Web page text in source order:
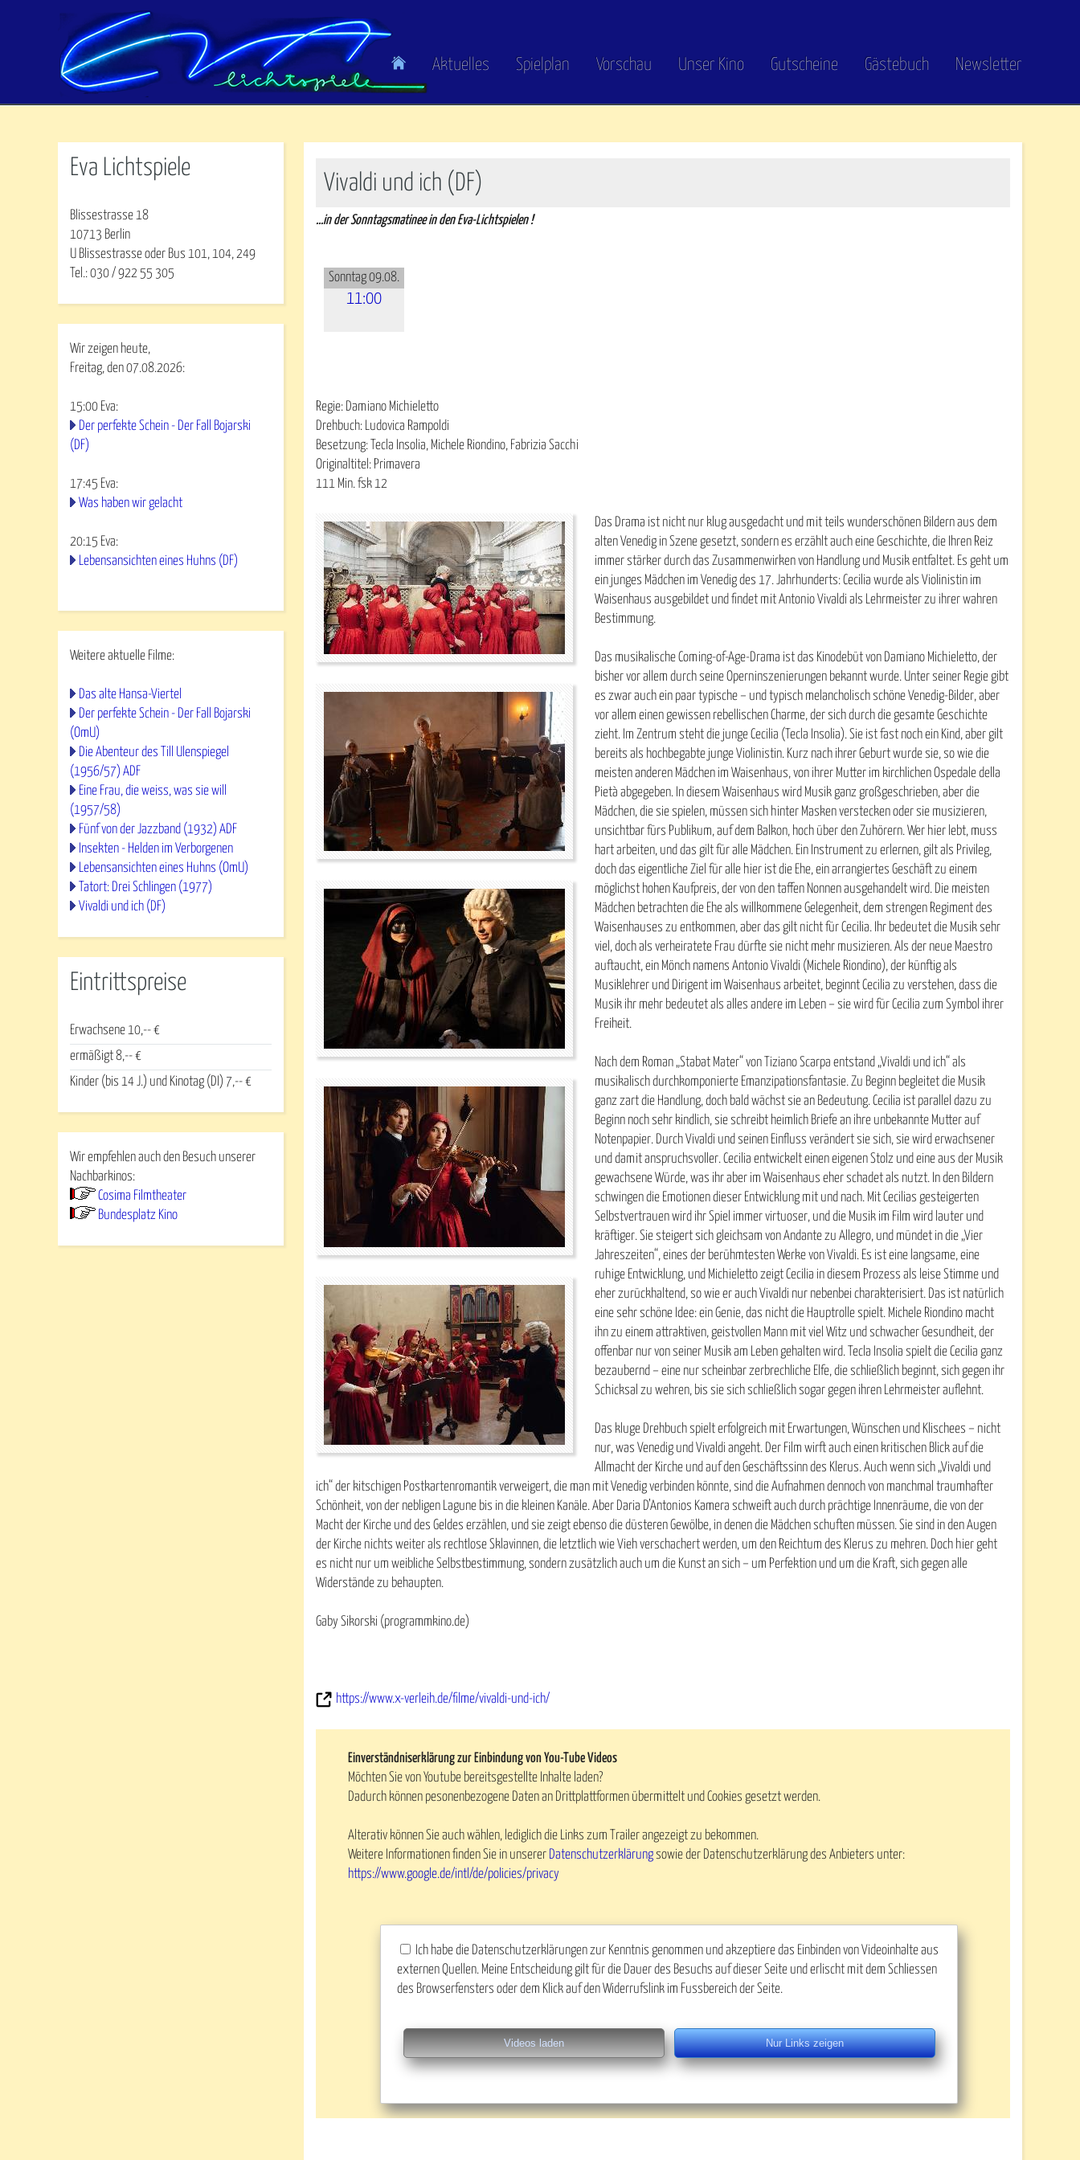
Aktuelles Spielplan Vorschau Unser Kino Gutscheine Gästebuch Newsletter
Eva Lichtspiele
Blissestrasse 18
10713 Berlin
U Blissestrasse oder Bus 101, 104, 249
Tel.: 030 / 922 55 305
Wir zeigen heute,
Freitag, den 07.08.2026:
15:00 Eva:
Der perfekte Schein - Der Fall Bojarski
(DF)
17:45 Eva:
Was haben wir gelacht
20:15 Eva:
Lebensansichten eines Huhns (DF)
Weitere aktuelle Filme:
Das alte Hansa-Viertel
Der perfekte Schein - Der Fall Bojarski
(OmU)
Die Abenteur des Till Ulenspiegel
(1956/57) ADF
Eine Frau, die weiss, was sie will
(1957/58)
Fünf von der Jazzband (1932) ADF
Insekten - Helden im Verborgenen
Lebensansichten eines Huhns (OmU)
Tatort: Drei Schlingen (1977)
Vivaldi und ich (DF)
Eintrittspreise
Erwachsene 10,-- €
ermäßigt 8,-- €
Kinder (bis 14 J.) und Kinotag (DI) 7,-- €
Wir empfehlen auch den Besuch unserer
Nachbarkinos:
Cosima Filmtheater
Bundesplatz Kino
Vivaldi und ich (DF)
...in der Sonntagsmatinee in den Eva-Lichtspielen !
Sonntag 09.08.
11:00
Regie: Damiano Michieletto
Drehbuch: Ludovica Rampoldi
Besetzung: Tecla Insolia, Michele Riondino, Fabrizia Sacchi
Originaltitel: Primavera
111 Min. fsk 12
Das Drama ist nicht nur klug ausgedacht und mit teils wunderschönen Bildern aus dem
alten Venedig in Szene gesetzt, sondern es erzählt auch eine Geschichte, die Ihren Reiz
immer stärker durch das Zusammenwirken von Handlung und Musik entfaltet. Es geht um
ein junges Mädchen im Venedig des 17. Jahrhunderts: Cecilia wurde als Violinistin im
Waisenhaus ausgebildet und findet mit Antonio Vivaldi als Lehrmeister zu ihrer wahren
Bestimmung.
Das musikalische Coming-of-Age-Drama ist das Kinodebüt von Damiano Michieletto, der
bisher vor allem durch seine Operninszenierungen bekannt wurde. Unter seiner Regie gibt
es zwar auch ein paar typische – und typisch melancholisch schöne Venedig-Bilder, aber
vor allem einen gewissen rebellischen Charme, der sich durch die gesamte Geschichte
zieht. Im Zentrum steht die junge Cecilia (Tecla Insolia). Sie ist fast noch ein Kind, aber gilt
bereits als hochbegabte junge Violinistin. Kurz nach ihrer Geburt wurde sie, so wie die
meisten anderen Mädchen im Waisenhaus, von ihrer Mutter im kirchlichen Ospedale della
Pietà abgegeben. In diesem Waisenhaus wird Musik ganz großgeschrieben, aber die
Mädchen, die sie spielen, müssen sich hinter Masken verstecken oder sie musizieren,
unsichtbar fürs Publikum, auf dem Balkon, hoch über den Zuhörern. Wer hier lebt, muss
hart arbeiten, und das gilt für alle Mädchen. Ein Instrument zu erlernen, gilt als Privileg,
doch das eigentliche Ziel für alle hier ist die Ehe, ein arrangiertes Geschäft zu einem
möglichst hohen Kaufpreis, der von den taffen Nonnen ausgehandelt wird. Die meisten
Mädchen betrachten die Ehe als willkommene Gelegenheit, dem strengen Regiment des
Waisenhauses zu entkommen, aber das gilt nicht für Cecilia. Ihr bedeutet die Musik sehr
viel, doch als verheiratete Frau dürfte sie nicht mehr musizieren. Als der neue Maestro
auftaucht, ein Mönch namens Antonio Vivaldi (Michele Riondino), der künftig als
Musiklehrer und Dirigent im Waisenhaus arbeitet, beginnt Cecilia zu verstehen, dass die
Musik ihr mehr bedeutet als alles andere im Leben – sie wird für Cecilia zum Symbol ihrer
Freiheit.
Nach dem Roman „Stabat Mater“ von Tiziano Scarpa entstand „Vivaldi und ich“ als
musikalisch durchkomponierte Emanzipationsfantasie. Zu Beginn begleitet die Musik
ganz zart die Handlung, doch bald wächst sie an Bedeutung. Cecilia ist parallel dazu zu
Beginn noch sehr kindlich, sie schreibt heimlich Briefe an ihre unbekannte Mutter auf
Notenpapier. Durch Vivaldi und seinen Einfluss verändert sie sich, sie wird erwachsener
und damit anspruchsvoller. Cecilia entwickelt einen eigenen Stolz und eine aus der Musik
gewachsene Würde, was ihr aber im Waisenhaus eher schadet als nutzt. In den Bildern
schwingendie Emotionen dieser Entwicklung mit und nach. Mit Cecilias gesteigerten
Selbstvertrauen wird ihr Spiel immer virtuoser, und die Musik im Film wird lauter und
kräftiger. Sie steigert sich gleichsam von Andante zu Allegro, und mündet in die „Vier
Jahreszeiten“, eines der berühmtesten Werke von Vivaldi. Es ist eine langsame, eine
ruhige Entwicklung, und Michieletto zeigt Cecilia in diesem Prozess als leise Stimme und
eher zurückhaltend, so wie er auch Vivaldi nur nebenbei charakterisiert. Das ist natürlich
eine sehr schöne Idee: ein Genie, das nicht die Hauptrolle spielt. Michele Riondino macht
ihn zu einem attraktiven, geistvollen Mann mit viel Witz und schwacher Gesundheit, der
offenbar nur von seiner Musik am Leben gehalten wird. Tecla Insolia spielt die Cecilia ganz
bezaubernd – eine nur scheinbar zerbrechliche Elfe, die schließlich beginnt, sich gegen ihr
Schicksal zu wehren, bis sie sich schließlich sogar gegen ihren Lehrmeister auflehnt.
Das kluge Drehbuch spielt erfolgreich mit Erwartungen, Wünschen und Klischees – nicht
nur, was Venedig und Vivaldi angeht. Der Film wirft auch einen kritischen Blick auf die
Allmacht der Kirche und auf den Geschäftssinn des Klerus. Auch wenn sich „Vivaldi und
ich“ der kitschigen Postkartenromantik verweigert, die man mit Venedig verbinden könnte, sind die Aufnahmen dennoch von manchmal traumhafter
Schönheit, von der nebligen Lagune bis in die kleinen Kanäle. Aber Daria D’Antonios Kamera schweift auch durch prächtige Innenräume, die von der
Macht der Kirche und des Geldes erzählen, und sie zeigt ebenso die düsteren Gewölbe, in denen die Mädchen schuften müssen. Sie sind in den Augen
der Kirche nichts weiter als rechtlose Sklavinnen, die letztlich wie Vieh verschachert werden, um den Reichtum des Klerus zu mehren. Doch hier geht
es nicht nur um weibliche Selbstbestimmung, sondern zusätzlich auch um die Kunst an sich – um Perfektion und um die Kraft, sich gegen alle
Widerstände zu behaupten.
Gaby Sikorski (programmkino.de)
https://www.x-verleih.de/filme/vivaldi-und-ich/